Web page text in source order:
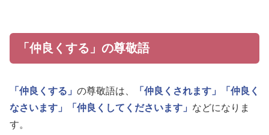
「仲良くする」の尊敬語
「仲良くする」 の尊敬語は、 「仲良くされます」
「仲良く
なさいます」
「仲良くしてくださいます」 などになりま
す。